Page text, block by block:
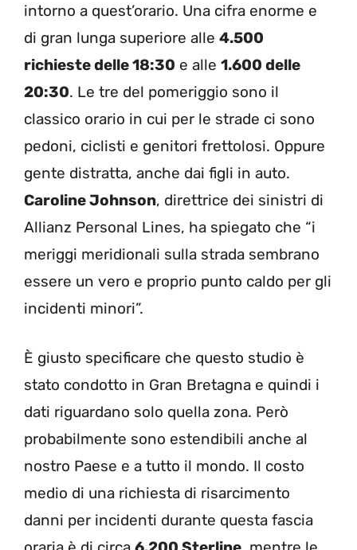
intorno a quest’orario. Una cifra enorme e
di gran lunga superiore alle 4.500
richieste delle 18:30 e alle 1.600 delle
20:30. Le tre del pomeriggio sono il
classico orario in cui per le strade ci sono
pedoni, ciclisti e genitori frettolosi. Oppure
gente distratta, anche dai figli in auto.
Caroline Johnson, direttrice dei sinistri di
Allianz Personal Lines, ha spiegato che “i
meriggi meridionali sulla strada sembrano
essere un vero e proprio punto caldo per gli
incidenti minori”.
È giusto specificare che questo studio è
stato condotto in Gran Bretagna e quindi i
dati riguardano solo quella zona. Però
probabilmente sono estendibili anche al
nostro Paese e a tutto il mondo. Il costo
medio di una richiesta di risarcimento
danni per incidenti durante questa fascia